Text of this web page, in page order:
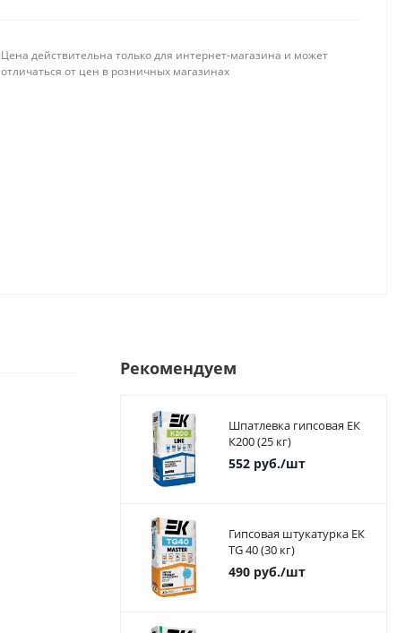
Цена действительна только для интернет-магазина и может
отличаться от цен в розничных магазинах
Рекомендуем
Шпатлевка гипсовая ЕК
К200 (25 кг)
552руб./шт
Гипсовая штукатурка ЕК
TG 40 (30 кг)
490руб./шт